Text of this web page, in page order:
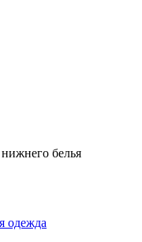
белья
одежда